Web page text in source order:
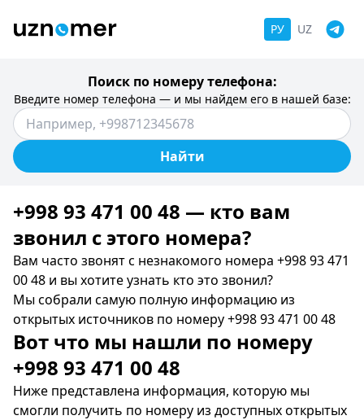
РУ UZ
Поиск по номеру телефона:
Введите номер телефона — и мы найдем его в нашей базе:
Найти
+998 93 471 00 48 — кто вам
звонил c этого номера?
Вам часто звонят с незнакомого номера +998 93 471
00 48 и вы хотите узнать кто это звонил?
Мы собрали самую полную информацию из
открытых источников по номеру +998 93 471 00 48
Вот что мы нашли по номеру
+998 93 471 00 48
Ниже представлена информация, которую мы
смогли получить по номеру из доступных открытых